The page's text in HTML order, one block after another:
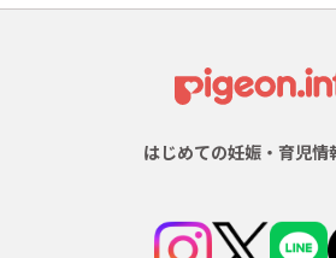
はじめての妊娠・育児情